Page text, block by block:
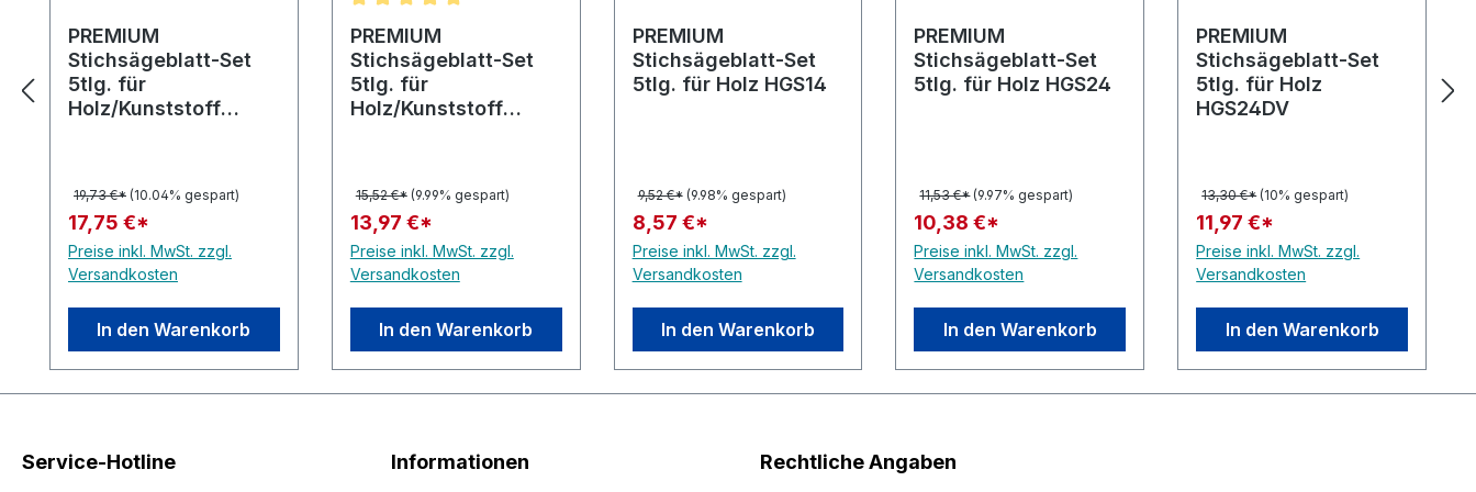
PREMIUM
Stichsägeblatt-Set
5tlg. für
Holz/Kunststoff
19,73 €* (10.04% gespart)
17,75 €*
Preise inkl. MwSt. zzgl.
Versandkosten
In den Warenkorb
Durchschnittliche Bewertung von 5 von 5 Sternen
PREMIUM
Stichsägeblatt-Set
5tlg. für
Holz/Kunststoff
15,52 €* (9.99% gespart)
13,97 €*
Preise inkl. MwSt. zzgl.
Versandkosten
In den Warenkorb
PREMIUM
Stichsägeblatt-Set
5tlg. für Holz HGS14
9,52 €* (9.98% gespart)
8,57 €*
Preise inkl. MwSt. zzgl.
Versandkosten
In den Warenkorb
PREMIUM
Stichsägeblatt-Set
5tlg. für Holz HGS24
11,53 €* (9.97% gespart)
10,38 €*
Preise inkl. MwSt. zzgl.
Versandkosten
In den Warenkorb
PREMIUM
Stichsägeblatt-Set
5tlg. für Holz
HGS24DV
13,30 €* (10% gespart)
11,97 €*
Preise inkl. MwSt. zzgl.
Versandkosten
In den Warenkorb
Service-Hotline Informationen Rechtliche Angaben